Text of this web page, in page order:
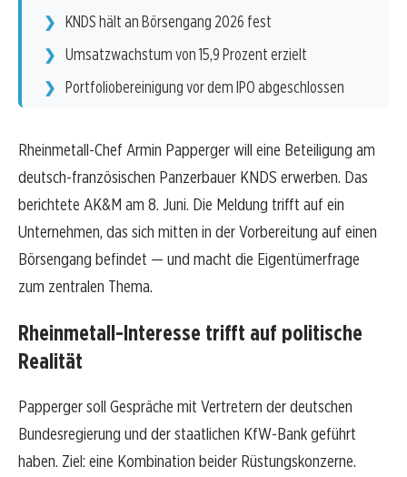
KNDS hält an Börsengang 2026 fest
Umsatzwachstum von 15,9 Prozent erzielt
Portfoliobereinigung vor dem IPO abgeschlossen
Rheinmetall-Chef Armin Papperger will eine Beteiligung am
deutsch-französischen Panzerbauer KNDS erwerben. Das
berichtete AK&M am 8. Juni. Die Meldung trifft auf ein
Unternehmen, das sich mitten in der Vorbereitung auf einen
Börsengang befindet — und macht die Eigentümerfrage
zum zentralen Thema.
Rheinmetall-Interesse trifft auf politische
Realität
Papperger soll Gespräche mit Vertretern der deutschen
Bundesregierung und der staatlichen KfW-Bank geführt
haben. Ziel: eine Kombination beider Rüstungskonzerne.